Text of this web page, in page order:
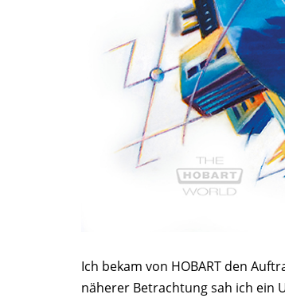
Ich bekam von HOBART den
näherer Betrachtung sah ich ein